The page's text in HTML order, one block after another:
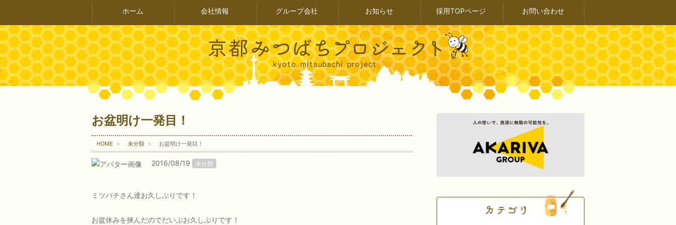
ホーム 会社情報 グループ会社 お知らせ 採用TOPページ お問い合わせ
お盆明け一発目！
HOME 未分類 お盆明け一発目！
2016/08/19 未分類
ミツバチさん達お久しぶりです！
お盆休みを挟んだのでだいぶお久しぶりです！